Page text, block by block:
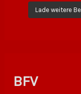
Lade weitere
BFV